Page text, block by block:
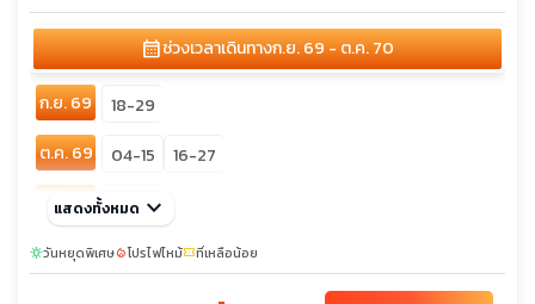
calendar_monthช่วงเวลาเดินทางก.ย. 69 - ต.ค. 70
ก.ย. 69
18-29
ต.ค. 69
04-15
16-27
เม.ย. 70 08-19
พ.ค. 70
19-30
แสดงทั้งหมด keyboard_arrow_down
sunnyวันหยุดพิเศษlocal_fire_departmentโปรไฟไหม้confirmation_numberที่เหลือน้อย